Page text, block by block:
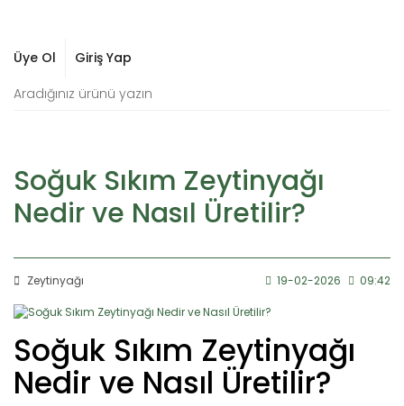
Üye Ol Giriş Yap
Soğuk Sıkım Zeytinyağı
Nedir ve Nasıl Üretilir?
Zeytinyağı 19-02-2026 09:42
Soğuk Sıkım Zeytinyağı
Nedir ve Nasıl Üretilir?